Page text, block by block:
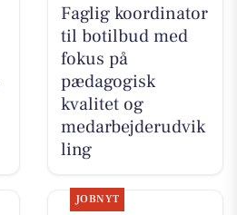
Faglig koordinator
til botilbud med
fokus på
pædagogisk
kvalitet og
medarbejderudvik
ling
JOBNYT